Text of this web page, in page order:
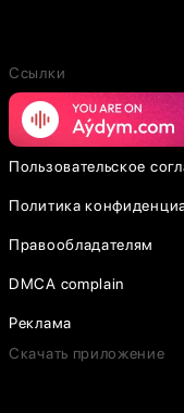
Ссылки
Пользовательское
Политика
Правообладателям
DMCA complain
Реклама
Скачать приложение